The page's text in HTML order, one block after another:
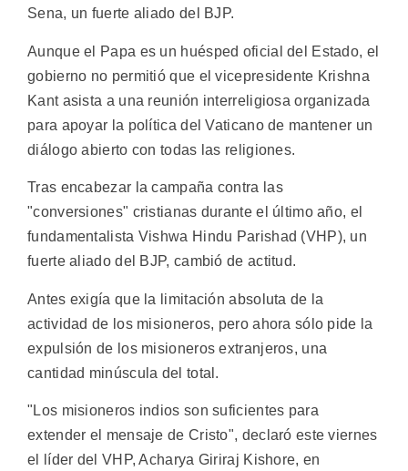
Sena, un fuerte aliado del BJP.
Aunque el Papa es un huésped oficial del Estado, el
gobierno no permitió que el vicepresidente Krishna
Kant asista a una reunión interreligiosa organizada
para apoyar la política del Vaticano de mantener un
diálogo abierto con todas las religiones.
Tras encabezar la campaña contra las
"conversiones" cristianas durante el último año, el
fundamentalista Vishwa Hindu Parishad (VHP), un
fuerte aliado del BJP, cambió de actitud.
Antes exigía que la limitación absoluta de la
actividad de los misioneros, pero ahora sólo pide la
expulsión de los misioneros extranjeros, una
cantidad minúscula del total.
"Los misioneros indios son suficientes para
extender el mensaje de Cristo", declaró este viernes
el líder del VHP, Acharya Giriraj Kishore, en